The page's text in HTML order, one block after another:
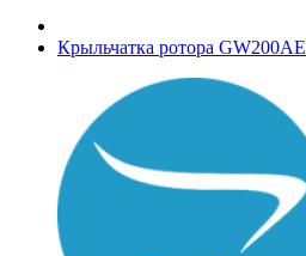
Крыльчатка ротора GW200AE